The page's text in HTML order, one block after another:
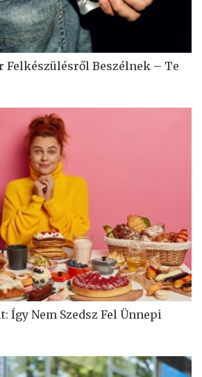
Felkészülésről Beszélnek – Te
Így Nem Szedsz Fel Ünnepi